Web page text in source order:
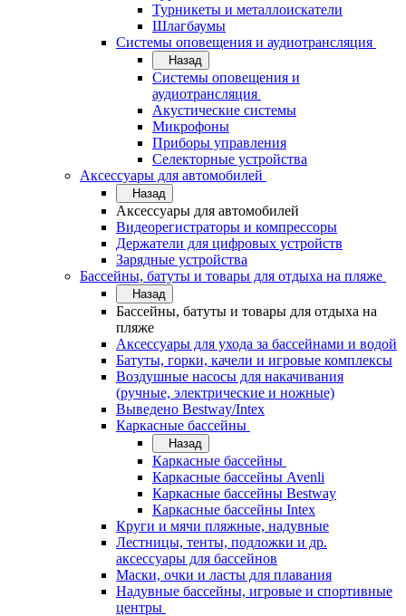
Турникеты и металлоискатели
Шлагбаумы
Системы оповещения и аудиотрансляция
Назад
Системы оповещения и
аудиотрансляция
Акустические системы
Микрофоны
Приборы управления
Селекторные устройства
Аксессуары для автомобилей
Назад
Аксессуары для автомобилей
Видеорегистраторы и компрессоры
Держатели для цифровых устройств
Зарядные устройства
Бассейны, батуты и товары для отдыха на пляже
Назад
Бассейны, батуты и товары для отдыха на
пляже
Аксессуары для ухода за бассейнами и водой
Батуты, горки, качели и игровые комплексы
Воздушные насосы для накачивания
(ручные, электрические и ножные)
Выведено Bestway/Intex
Каркасные бассейны
Назад
Каркасные бассейны
Каркасные бассейны Avenli
Каркасные бассейны Bestway
Каркасные бассейны Intex
Круги и мячи пляжные, надувные
Лестницы, тенты, подложки и др.
аксессуары для бассейнов
Маски, очки и ласты для плавания
Надувные бассейны, игровые и спортивные
центры